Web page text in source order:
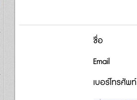
ชื่อ
Email
เบอร์โทรศัพท์